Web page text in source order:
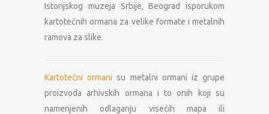
Istorijskog muzeja Srbije, Beograd isporukom
kartotečnih ormana za velike formate i metalnih
ramova za slike.
Kartotečni ormani su metalni ormani iz grupe
proizvoda arhivskih ormana i to onih koji su
namenjenih odlaganju visećih mapa ili